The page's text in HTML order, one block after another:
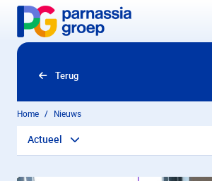
Overslaan en naar hoofdinhoud gaan
Terug
Home Nieuws
Actueel